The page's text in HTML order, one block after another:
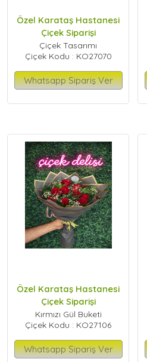
Özel Karataş Hastanesi
Çiçek Siparişi
Çiçek Tasarımı
Çiçek Kodu : KO27070
Whatsapp Sipariş Ver
Özel Karataş Hastanesi
Çiçek Siparişi
Kırmızı Gül Buketi
Çiçek Kodu : KO27106
Whatsapp Sipariş Ver